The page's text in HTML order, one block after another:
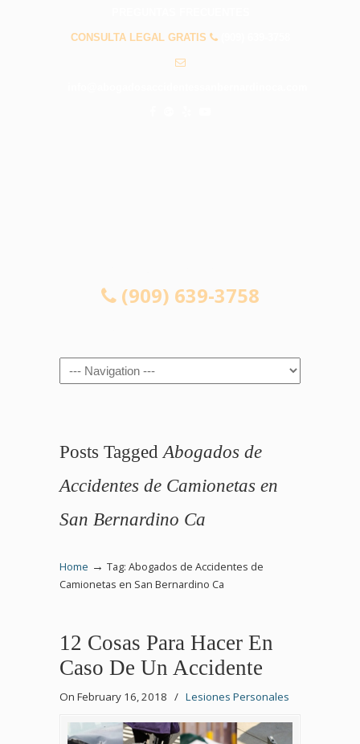
CONSULTA LEGAL GRATIS
(909) 639-3758
Navigation
Posts Tagged Abogados de
Accidentes de Camionetas en
San Bernardino Ca
Home → Tag: Abogados de Accidentes de
Camionetas en San Bernardino Ca
12 Cosas Para Hacer En
Caso De Un Accidente
On February 16, 2018 / Lesiones Personales